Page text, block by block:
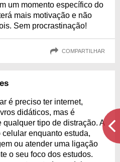
um momento específico do
mais motivação e não
Sem procrastinação!
COMPARTILHAR
é preciso ter internet,
didáticos, mas é
qualquer tipo de distração. A
enquanto estuda,
ou atender uma ligação
o seu foco dos estudos.